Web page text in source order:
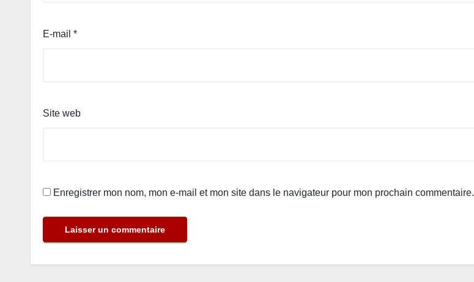
E-mail *
Site web
Enregistrer mon nom, mon e-mail et mon site dans le navigateur pour mon prochain commentaire.